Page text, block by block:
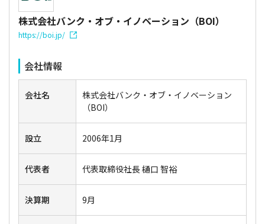
株式会社バンク・オブ・イノベーション（BOI）
https://boi.jp/
会社情報
会社名
株式会社バンク・オブ・イノベーション
（BOI）
設立 2006年1月
代表者 代表取締役社長 樋口 智裕
決算期 9月